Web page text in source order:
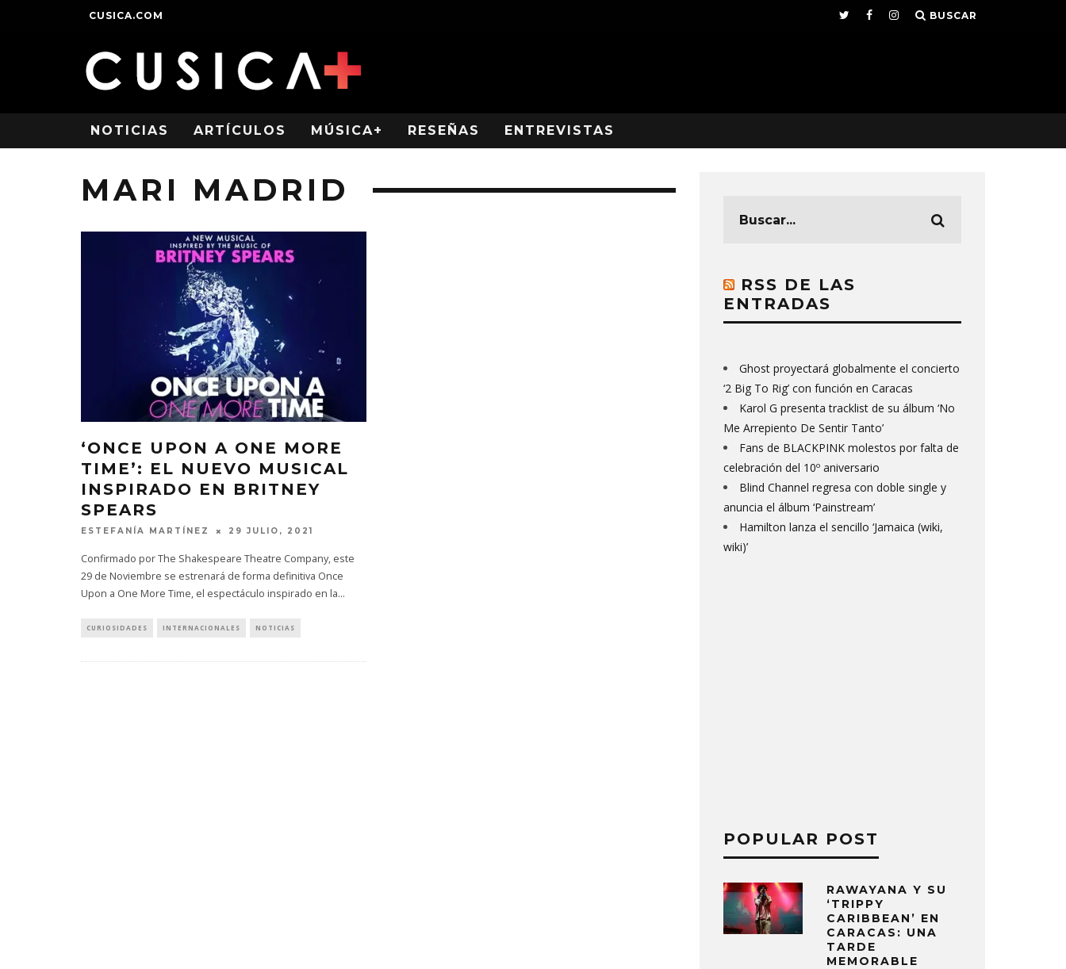
CUSICA.COM BUSCAR
NOTICIAS ARTÍCULOS MÚSICA+ RESEÑAS ENTREVISTAS
MARI MADRID
‘ONCE UPON A ONE MORE
TIME’: EL NUEVO MUSICAL
INSPIRADO EN BRITNEY
SPEARS
ESTEFANÍA MARTÍNEZ 29 JULIO, 2021
Confirmado por The Shakespeare Theatre Company, este
29 de Noviembre se estrenará de forma definitiva Once
Upon a One More Time, el espectáculo inspirado en la...
CURIOSIDADES INTERNACIONALES NOTICIAS
RSS DE LAS
ENTRADAS
Ghost proyectará globalmente el concierto
‘2 Big To Rig’ con función en Caracas
Karol G presenta tracklist de su álbum ‘No
Me Arrepiento De Sentir Tanto’
Fans de BLACKPINK molestos por falta de
celebración del 10º aniversario
Blind Channel regresa con doble single y
anuncia el álbum ‘Painstream’
Hamilton lanza el sencillo ‘Jamaica (wiki,
wiki)’
POPULAR POST
RAWAYANA Y SU
‘TRIPPY
CARIBBEAN’ EN
CARACAS: UNA
TARDE
MEMORABLE